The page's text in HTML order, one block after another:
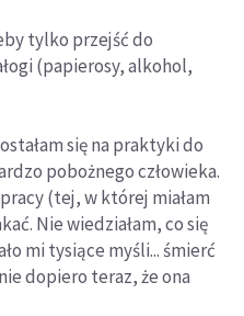
tylko przejść do
(papierosy, alkohol,
się na praktyki do
pobożnego człowieka.
(tej, w której miałam
Nie wiedziałam, co się
mi tysiące myśli... śmierć
dopiero teraz, że ona